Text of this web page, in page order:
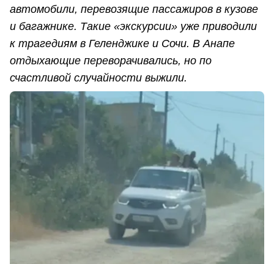
автомобили, перевозящие пассажиров в кузове
и багажнике. Такие «экскурсии» уже приводили
к трагедиям в Геленджике и Сочи. В Анапе
отдыхающие переворачивались, но по
счастливой случайности выжили.